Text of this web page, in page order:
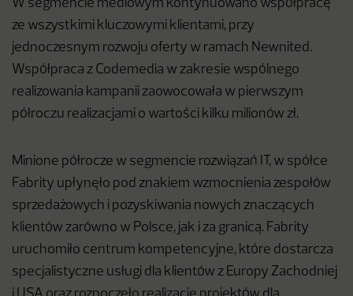
W segmencie mediowym kontynuowano współpracę
ze wszystkimi kluczowymi klientami, przy
jednoczesnym rozwoju oferty w ramach Newnited.
Współpraca z Codemedia w zakresie wspólnego
realizowania kampanii zaowocowała w pierwszym
półroczu realizacjami o wartości kilku milionów zł.
Minione półrocze w segmencie rozwiązań IT, w spółce
Fabrity upłynęło pod znakiem wzmocnienia zespołów
sprzedażowych i pozyskiwania nowych znaczących
klientów zarówno w Polsce, jak i za granicą. Fabrity
uruchomiło centrum kompetencyjne, które dostarcza
specjalistyczne usługi dla klientów z Europy Zachodniej